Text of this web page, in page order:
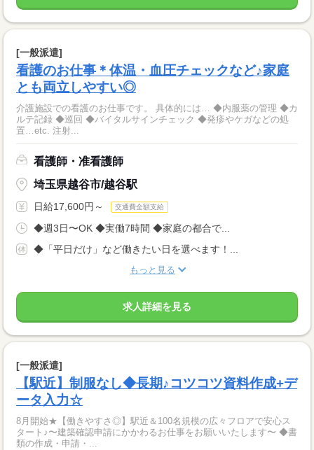
[一般派遣]
看護のお仕事＊体温・血圧チェックなど♪家庭
とも両立しやすい◎
介護施設での看護のお仕事です。 具体的には… ◆内服薬の管理 ◆カ
ルテ記録 ◆巡回 ◆バイタルサインチェック ◆発疹やケガなどの処
置…etc. 注射...
看護師・准看護師
埼玉県越谷市/越谷駅
日給17,600円～ 交通費全額支給
◆週3日〜OK ◆実働7時間 ◆家庭の都合で...
◆「平日だけ」など働きたい日を選べます！...
もっと見る
求人詳細を見る
[一般派遣]
【駅近】制服なし◆長期♪コツコツ資料作成+デ
ータ入力☆
8月開始★【働きやすさ◎】駅近＆100名規模の広々フロアで安心ス
タート♪〜建築確認申請にかかわるお仕事をお願いいたします〜 ◆書
類の作成・申請・...